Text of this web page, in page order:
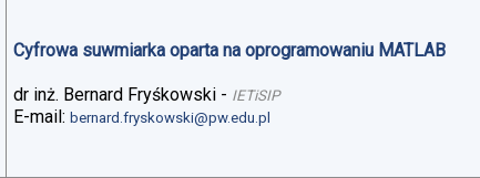
Cyfrowa suwmiarka oparta na oprogramowaniu MATLAB
dr inż. Bernard Fryśkowski - IETiSIP
E-mail:bernard.fryskowski@pw.edu.pl